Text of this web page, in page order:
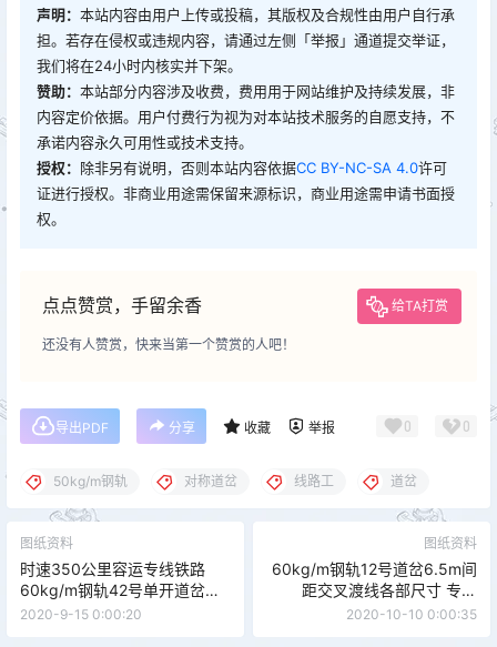
声明： 本站内容由用户上传或投稿，其版权及合规性由用户自行承
担。若存在侵权或违规内容，请通过左侧「举报」通道提交举证，
我们将在24小时内核实并下架。
赞助： 本站部分内容涉及收费，费用用于网站维护及持续发展，非
内容定价依据。用户付费行为视为对本站技术服务的自愿支持，不
承诺内容永久可用性或技术支持。
授权： 除非另有说明，否则本站内容依据CC BY-NC-SA 4.0许可
证进行授权。非商业用途需保留来源标识，商业用途需申请书面授
权。
点点赞赏，手留余香 给TA打赏
还没有人赞赏，快来当第一个赞赏的人吧！
导出PDF 分享 收藏 举报 0 0
50kg/m钢轨 对称道岔 线路工 道岔
图纸资料
时速350公里容运专线铁路
60kg/m钢轨42号单开道岔
（有砟）技术参数 客专线
2020-9-15 0:00:20
图纸资料
60kg/m钢轨12号道岔6.5m间
距交叉渡线各部尺寸 专线
7503 Z506
2020-10-10 0:00:35